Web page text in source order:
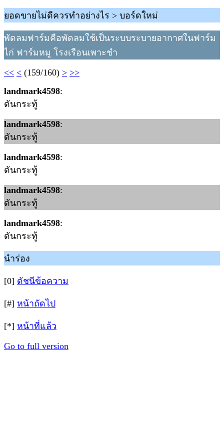
ยอดขายไม่ดีควรทำอย่างไร > บอร์ดใหม่
พัดลมฟาร์มคือพัดลมใช้เป็นระบบระบายอากาศในฟาร์ม
ไก่ ฟาร์มหมู โรงเรือนเพาะชำ
<< < (159/160) > >>
landmark4598:
ดันกระทู้
landmark4598:
ดันกระทู้
landmark4598:
ดันกระทู้
landmark4598:
ดันกระทู้
landmark4598:
ดันกระทู้
นำร่อง
[0] ดัชนีข้อความ
[#] หน้าถัดไป
[*] หน้าที่แล้ว
Go to full version